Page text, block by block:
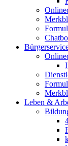
Leben &